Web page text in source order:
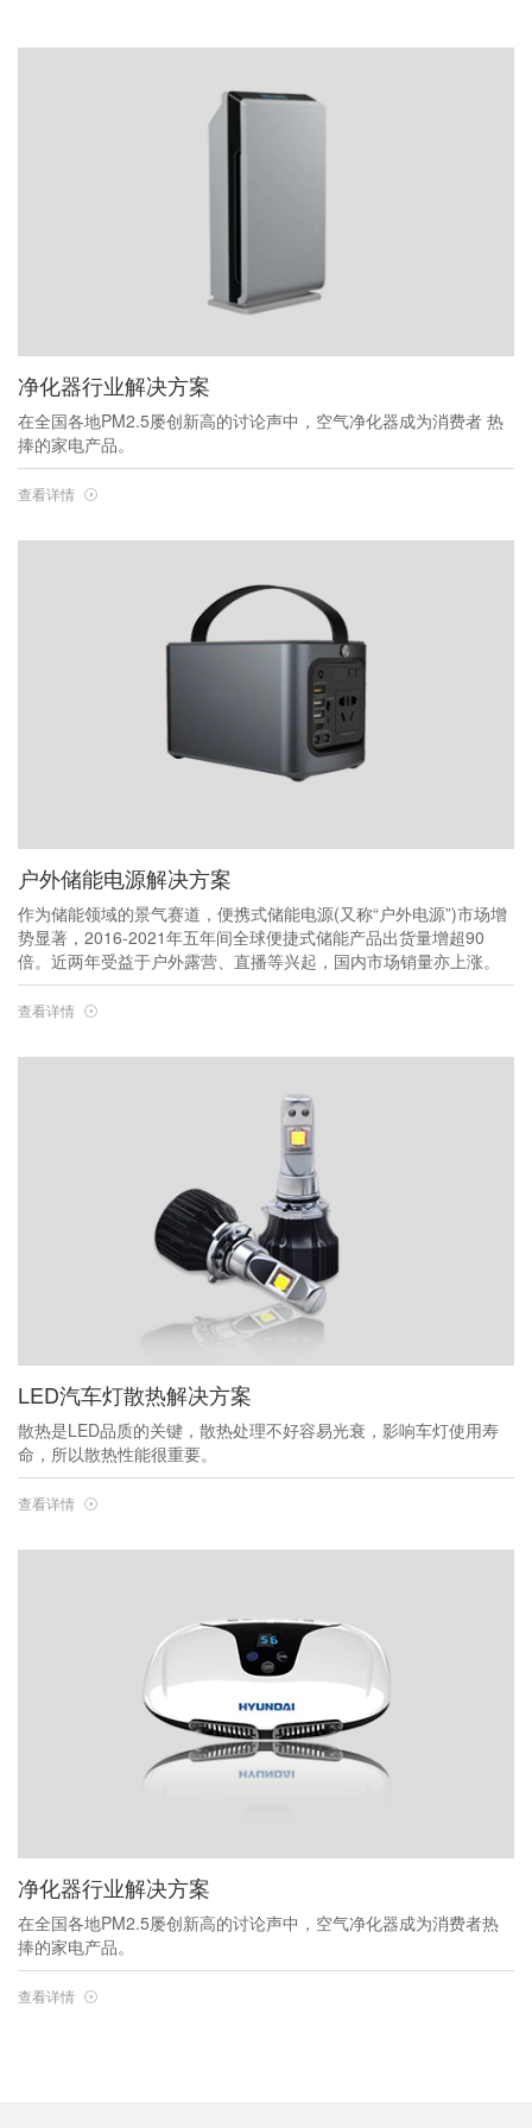
净化器行业解决方案
在全国各地PM2.5屡创新高的讨论声中，空气净化器成为消费者 热
捧的家电产品。
查看详情
户外储能电源解决方案
作为储能领域的景气赛道，便携式储能电源(又称“户外电源”)市场增
势显著，2016-2021年五年间全球便捷式储能产品出货量增超90
倍。近两年受益于户外露营、直播等兴起，国内市场销量亦上涨。
查看详情
LED汽车灯散热解决方案
散热是LED品质的关键，散热处理不好容易光衰，影响车灯使用寿
命，所以散热性能很重要。
查看详情
净化器行业解决方案
在全国各地PM2.5屡创新高的讨论声中，空气净化器成为消费者热
捧的家电产品。
查看详情